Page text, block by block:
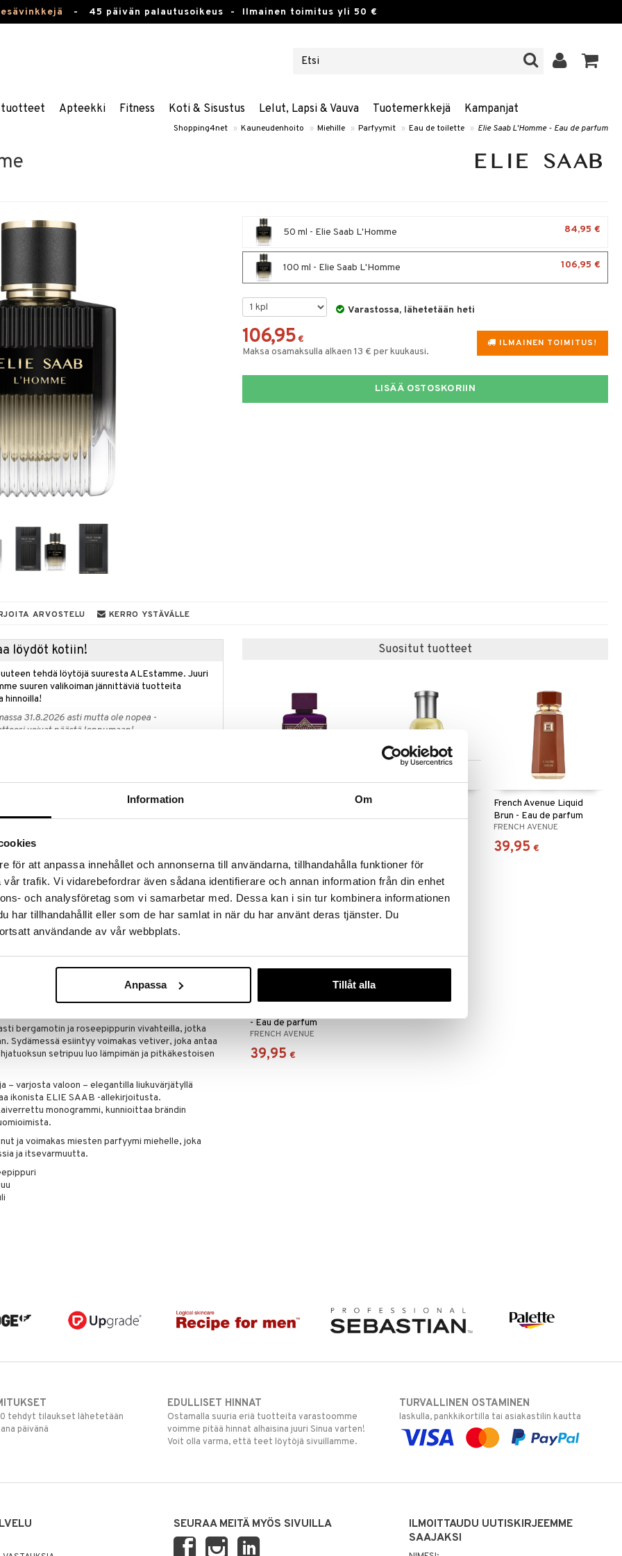
Information Om
för att anpassa innehållet och annonserna till användarna, tillhandahålla funktioner för
trafik. Vi vidarebefordrar även sådana identifierare och annan information från din enhet
och analysföretag som vi samarbetar med. Dessa kan i sin tur kombinera informationen
har tillhandahållit eller som de har samlat in när du har använt deras tjänster. Du
användande av vår webbplats.
Anpassa Tillåt alla
- 45 päivän palautusoikeus - Ilmainen toimitus yli 50 €
Apteekki Fitness Koti & Sisustus Lelut, Lapsi & Vauva Tuotemerkkejä Kampanjat
Shopping4net » Kauneudenhoito » Miehille » Parfyymit » Eau de toilette » Elie Saab L'Homme - Eau de parfum
50 ml - Elie Saab L'Homme 84,95 €
100 ml - Elie Saab L'Homme 106,95 €
Varastossa, lähetetään heti
ILMAINEN TOIMITUS!
106,95 €
Maksa osamaksulla alkaen 13 € per kuukausi.
LISÄÄ OSTOSKORIIN
ARVOSTELU KERRO YSTÄVÄLLE
löydöt kotiin!
tehdä löytöjä suuresta ALEstamme. Juuri
suuren valikoiman jännittäviä tuotteita
hinnoilla!
31.8.2026 asti mutta ole nopea -
voivat päästä loppumaan!
päälle!
Elie Saab -tuoksu ja saat Girl of Now
niin kauan kuin tuotteita riittää.
prinssin olemusta – elegantti, karismaattinen
miesten tuoksu on puinen vetiver-
bergamotin ja roseepippurin vivahteilla, jotka
Sydämessä esiintyy voimakas vetiver, joka antaa
setripuu luo lämpimän ja pitkäkestoisen
– varjosta valoon – elegantilla liukuvärjätyllä
ikonista ELIE SAAB -allekirjoitusta.
monogrammi, kunnioittaa brändin
ja voimakas miesten parfyymi miehelle, joka
ja itsevarmuutta.
Suositut tuotteet
Effect - Extrait de
Saatavana useana
vaihtoehtona
Boss Bottled - Eau de
toilette (Edt) Spray
French Avenue Liquid
Brun - Eau de parfum
FRENCH AVENUE
39,95 €
- Eau de parfum
FRENCH AVENUE
39,95 €
tehdyt tilaukset lähetetään
päivänä
EDULLISET HINNAT
Ostamalla suuria eriä tuotteita varastoomme
voimme pitää hinnat alhaisina juuri Sinua varten!
Voit olla varma, että teet löytöjä sivuillamme.
TURVALLINEN OSTAMINEN
laskulla, pankkikortilla tai asiakastilin kautta
SEURAA MEITÄ MYÖS SIVUILLA
ILMOITTAUDU UUTISKIRJEEMME
SAAJAKSI